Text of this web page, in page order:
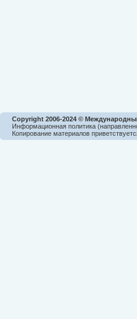
Copyright 2006-2024 ©
Информационная политика
Копирование материалов